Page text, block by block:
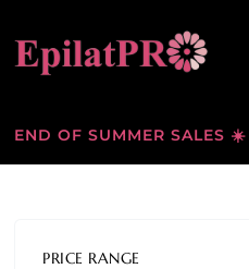
END OF SUMMER SALES ☀️
PRICE RANGE